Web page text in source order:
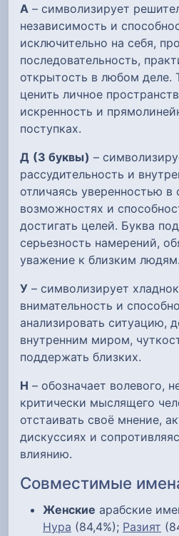
А – символизирует
независимость и
исключительно на себя,
последовательность,
открытость в любом деле.
ценить личное
искренность и
поступках.
Д (3 буквы) –
рассудительность и
отличаясь уверенностью в
возможностях и
достигать целей. Буква
серьезность намерений,
уважение к близким людям.
У – символизирует
внимательность и
анализировать ситуацию,
внутренним миром,
поддержать близких.
Н – обозначает волевого,
критически мыслящего
отстаивать своё мнение,
дискуссиях и
влиянию.
Совместимые
Женские арабские
Нура (84,4%); Разият